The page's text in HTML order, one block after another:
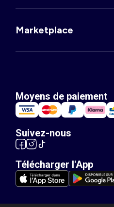
Marketplace
Moyens de paiement
Suivez-nous
Télécharger l'App